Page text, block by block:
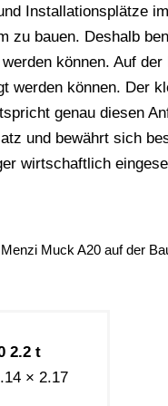
Installationsplätze
zu bauen. Deshalb
können. Auf
werden können. Der
genau diesen
und bewährt sich
wirtschaftlich
Muck A20 auf der
2.2 t
× 2.17